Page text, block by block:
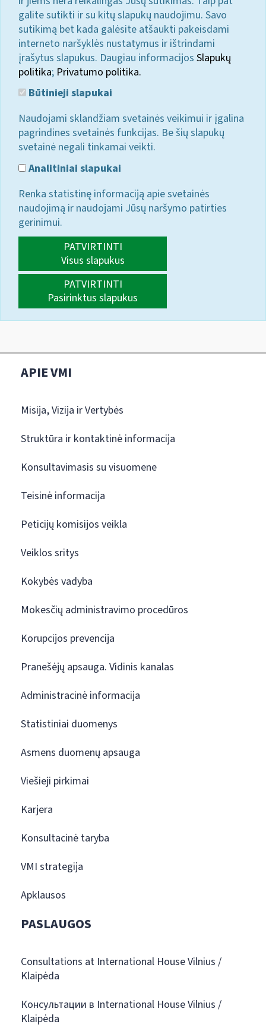
galite sutikti ir su kitų slapukų naudojimu. Savo
sutikimą bet kada galėsite atšaukti pakeisdami
interneto naršyklės nustatymus ir ištrindami
įrašytus slapukus. Daugiau informacijos Slapukų
politika; Privatumo politika.
Būtinieji slapukai
Naudojami sklandžiam svetainės veikimui ir įgalina
pagrindines svetainės funkcijas. Be šių slapukų
svetainė negali tinkamai veikti.
Analitiniai slapukai
Renka statistinę informaciją apie svetainės
naudojimą ir naudojami Jūsų naršymo patirties
gerinimui.
PATVIRTINTI
Visus slapukus
PATVIRTINTI
Pasirinktus slapukus
APIE VMI
Misija, Vizija ir Vertybės
Struktūra ir kontaktinė informacija
Konsultavimasis su visuomene
Teisinė informacija
Peticijų komisijos veikla
Veiklos sritys
Kokybės vadyba
Mokesčių administravimo procedūros
Korupcijos prevencija
Pranešėjų apsauga. Vidinis kanalas
Administracinė informacija
Statistiniai duomenys
Asmens duomenų apsauga
Viešieji pirkimai
Karjera
Konsultacinė taryba
VMI strategija
Apklausos
PASLAUGOS
Consultations at International House Vilnius /
Klaipėda
Консультации в International House Vilnius /
Klaipėda